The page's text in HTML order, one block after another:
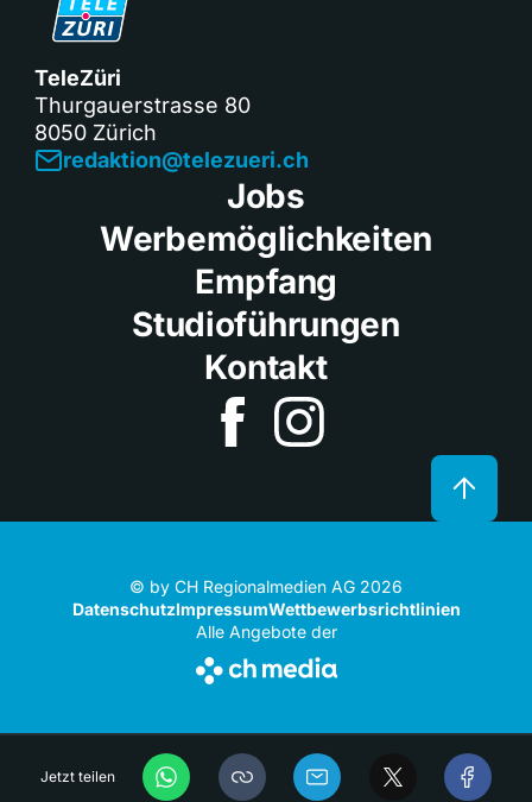
Jetzt teilen
TeleZüri
Thurgauerstrasse 80
8050 Zürich
redaktion@telezueri.ch
Jobs
Werbemöglichkeiten
Empfang
Studioführungen
Kontakt
© by CH Regionalmedien AG 2026
DatenschutzImpressumWettbewerbsrichtlinien
Alle Angebote der